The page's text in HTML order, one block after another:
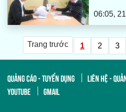
06:05,
Trang trước 1 2 3
QUẢNG CÁO - TUYỂN DỤNG LIÊN HỆ -
YOUTUBE
GMAIL